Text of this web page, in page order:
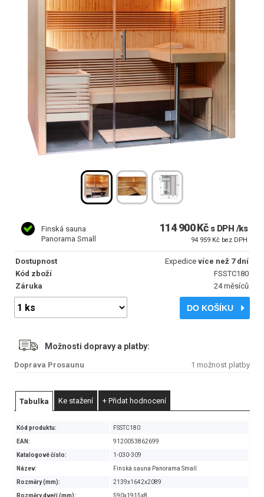
Finská sauna
Panorama Small
114 900 Kč s DPH /ks
94 959 Kč bez DPH
Dostupnost Expedice více než 7 dní
Kód zboží
FSSTC180
Záruka
24 měsíců
DO KOŠÍKU
Možnosti dopravy a platby:
Doprava Prosaunu 1 možnost platby
Tabulka Ke stažení + Přidat hodnocení
Kód produktu: FSSTC180
EAN: 9120053862699
Katalogové číslo: 1-030-309
Název: Finská sauna Panorama Small
Rozměry (mm): 2139x1642x2089
Rozměry dveří (mm): 590x1915x8